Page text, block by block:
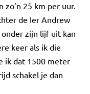
zo’n 25 km per uur.
de Ier Andrew
onder zijn lijf uit kan
keer als ik die
ik dat 1500 meter
schakel je dan